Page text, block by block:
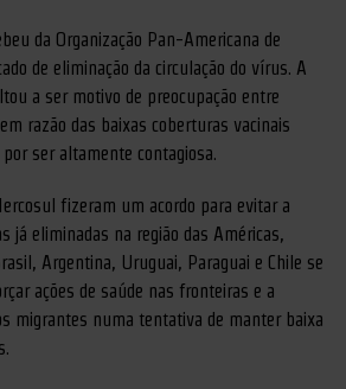
da Organização Pan-Americana de
de eliminação da circulação do vírus. A
a ser motivo de preocupação entre
razão das baixas coberturas vacinais
ser altamente contagiosa.
fizeram um acordo para evitar a
já eliminadas na região das Américas,
Argentina, Uruguai, Paraguai e Chile se
ações de saúde nas fronteiras e a
migrantes numa tentativa de manter baixa